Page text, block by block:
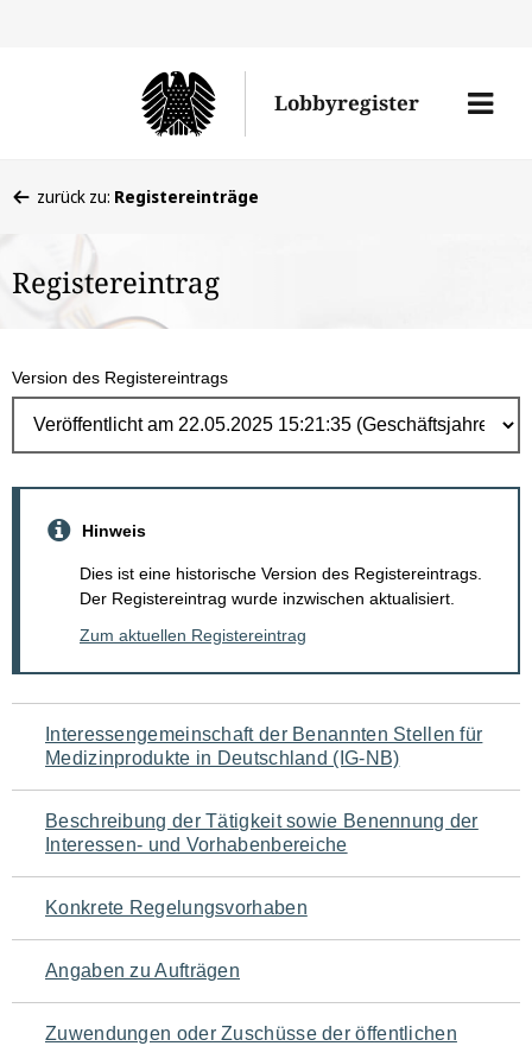
Lobbyregister
Menü
befinden
hier:
zurück zu: Registereinträge
Registereintrag
Version des Registereintrags
Hinweis
Dies ist eine historische Version des Registereintrags.
Der Registereintrag wurde inzwischen aktualisiert.
Zum aktuellen Registereintrag
Navigation
für
den
Seiteninhalt
Interessengemeinschaft der Benannten Stellen für
Medizinprodukte in Deutschland (IG-NB)
Beschreibung der Tätigkeit sowie Benennung der
Interessen- und Vorhabenbereiche
Konkrete Regelungsvorhaben
Angaben zu Aufträgen
Zuwendungen oder Zuschüsse der öffentlichen